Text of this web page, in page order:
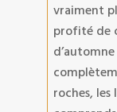
vraiment
profité de
roches, les